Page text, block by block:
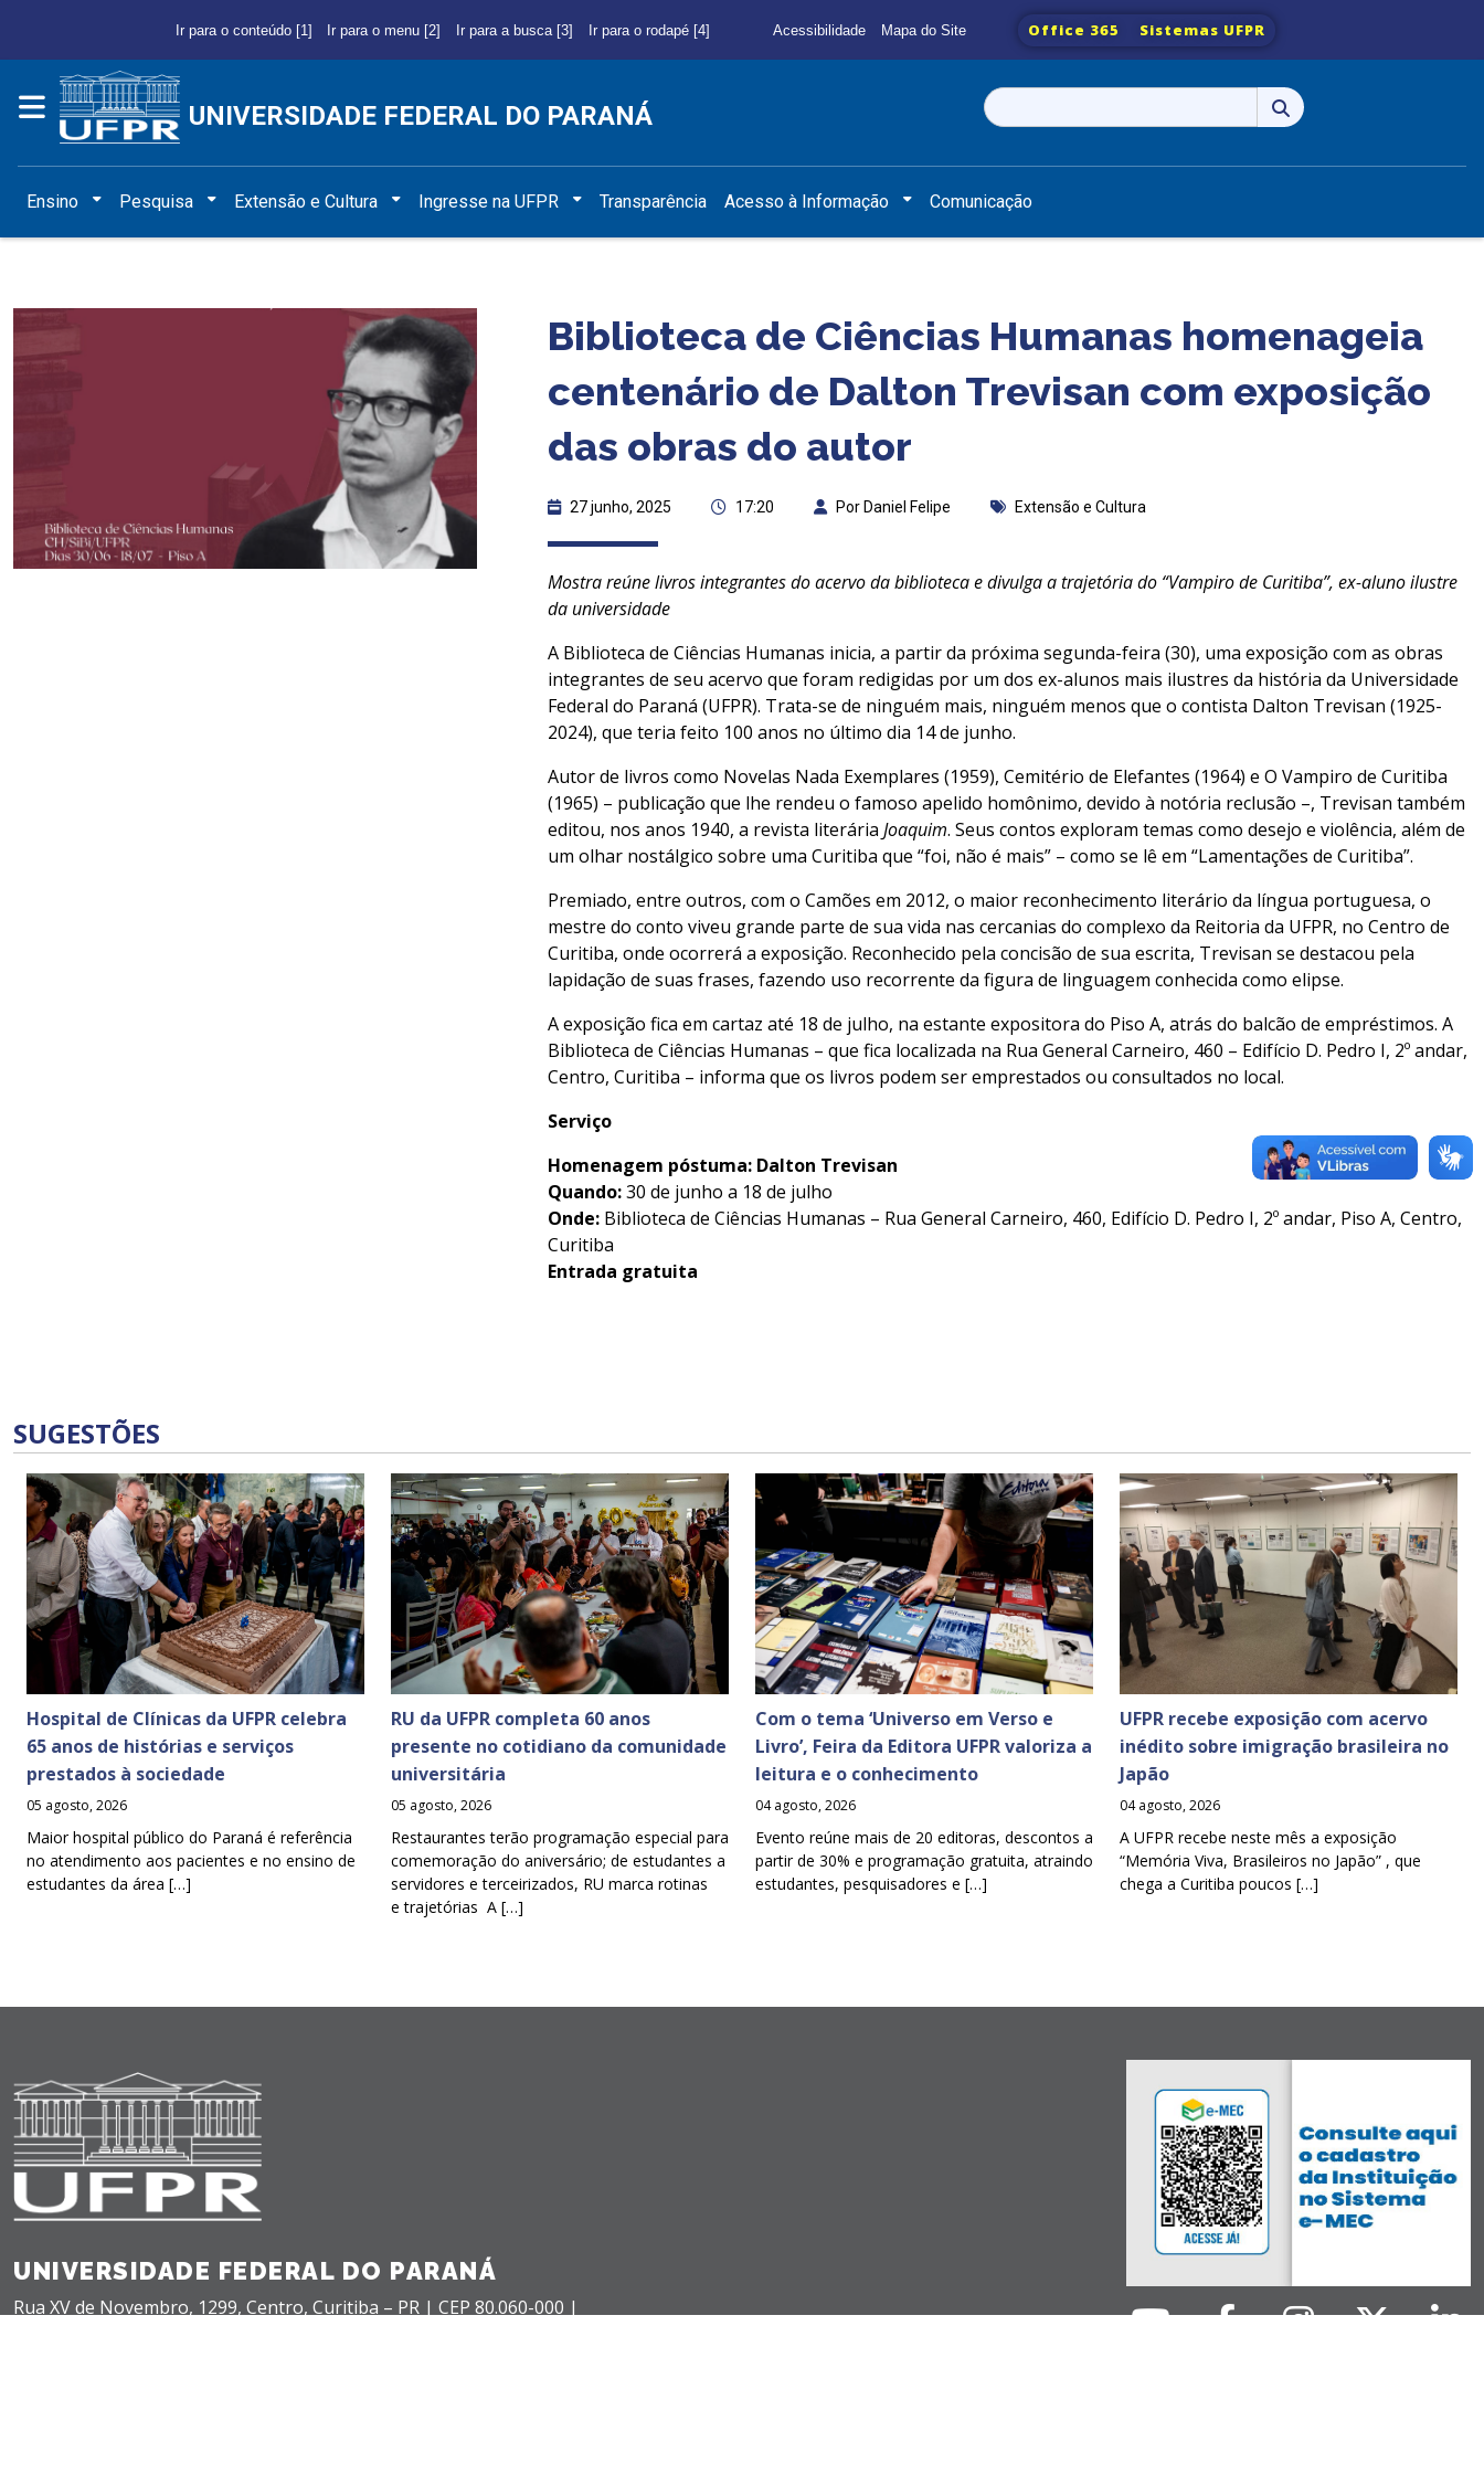
Ir para o conteúdo [1] Ir para o menu [2] Ir para a busca [3] Ir para o rodapé [4] Acessibilidade Mapa do Site Office 365 Sistemas UFPR
UNIVERSIDADE FEDERAL DO PARANÁ
Pesquisar
por:
Ensino Pesquisa Extensão e Cultura Ingresse na UFPR Transparência Acesso à Informação Comunicação
Biblioteca de Ciências Humanas homenageia
centenário de Dalton Trevisan com exposição
das obras do autor
27 junho, 2025 17:20 Por Daniel Felipe Extensão e Cultura
Mostra reúne livros integrantes do acervo da biblioteca e divulga a trajetória do “Vampiro de Curitiba”, ex-aluno ilustre
da universidade
A Biblioteca de Ciências Humanas inicia, a partir da próxima segunda-feira (30), uma exposição com as obras
integrantes de seu acervo que foram redigidas por um dos ex-alunos mais ilustres da história da Universidade
Federal do Paraná (UFPR). Trata-se de ninguém mais, ninguém menos que o contista Dalton Trevisan (1925-
2024), que teria feito 100 anos no último dia 14 de junho.
Autor de livros como Novelas Nada Exemplares (1959), Cemitério de Elefantes (1964) e O Vampiro de Curitiba
(1965) – publicação que lhe rendeu o famoso apelido homônimo, devido à notória reclusão –, Trevisan também
editou, nos anos 1940, a revista literária Joaquim. Seus contos exploram temas como desejo e violência, além de
um olhar nostálgico sobre uma Curitiba que “foi, não é mais” – como se lê em “Lamentações de Curitiba”.
Premiado, entre outros, com o Camões em 2012, o maior reconhecimento literário da língua portuguesa, o
mestre do conto viveu grande parte de sua vida nas cercanias do complexo da Reitoria da UFPR, no Centro de
Curitiba, onde ocorrerá a exposição. Reconhecido pela concisão de sua escrita, Trevisan se destacou pela
lapidação de suas frases, fazendo uso recorrente da figura de linguagem conhecida como elipse.
A exposição fica em cartaz até 18 de julho, na estante expositora do Piso A, atrás do balcão de empréstimos. A
Biblioteca de Ciências Humanas – que fica localizada na Rua General Carneiro, 460 – Edifício D. Pedro I, 2º andar,
Centro, Curitiba – informa que os livros podem ser emprestados ou consultados no local.
Serviço
Homenagem póstuma: Dalton Trevisan
Quando:30 de junho a 18 de julho
Onde: Biblioteca de Ciências Humanas – Rua General Carneiro, 460, Edifício D. Pedro I, 2º andar, Piso A, Centro,
Curitiba
Entrada gratuita
SUGESTÕES
Hospital de Clínicas da UFPR celebra
65 anos de histórias e serviços
prestados à sociedade
05 agosto, 2026
Maior hospital público do Paraná é referência
no atendimento aos pacientes e no ensino de
estudantes da área […]
RU da UFPR completa 60 anos
presente no cotidiano da comunidade
universitária
05 agosto, 2026
Restaurantes terão programação especial para
comemoração do aniversário; de estudantes a
servidores e terceirizados, RU marca rotinas
e trajetórias A […]
Com o tema ‘Universo em Verso e
Livro’, Feira da Editora UFPR valoriza a
leitura e o conhecimento
04 agosto, 2026
Evento reúne mais de 20 editoras, descontos a
partir de 30% e programação gratuita, atraindo
estudantes, pesquisadores e […]
UFPR recebe exposição com acervo
inédito sobre imigração brasileira no
Japão
04 agosto, 2026
A UFPR recebe neste mês a exposição
“Memória Viva, Brasileiros no Japão” , que
chega a Curitiba poucos […]
UNIVERSIDADE FEDERAL DO PARANÁ
Rua XV de Novembro, 1299, Centro, Curitiba – PR | CEP 80.060-000 |